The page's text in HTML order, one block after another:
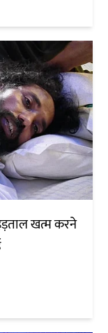
खत्म करने